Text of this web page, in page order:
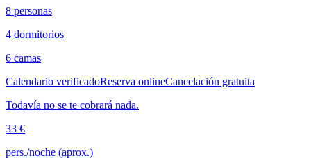
8 personas
4 dormitorios
6 camas
Calendario verificadoReserva onlineCancelación gratuita
Todavía no se te cobrará nada.
33 €
pers./noche (aprox.)